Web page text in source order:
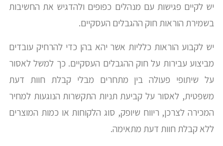
יש לקיים פגישות עם מנהלים כפופים ולהדגיש את החשיבות
בשמירת הוראות חוק ההגבלים העסקיים.
יש לקבוע הוראות כלליות אשר יהא בהן כדי להרחיק עובדים
מביצוע עבירות על חוק ההגבלים העסקיים. כך למשל לאסור
על שיתופי פעולה בין מתחרים מבלי קבלת חוות דעת
משפטית, לאסור על קביעת תניות התקשרות הנוגעות למחיר
המכירה לצרכן, ריווח שיופק, סוג הלקוחות או כמות המוצרים
ללא קבלת חוות דעת מתאימה.